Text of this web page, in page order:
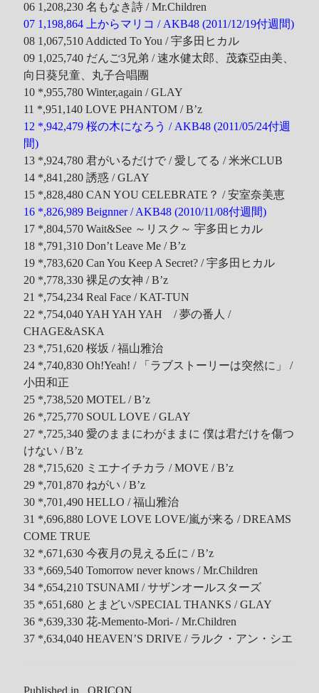
06 1,208,230 名もなき詩 / Mr.Children
07 1,198,864 上からマリコ / AKB48 (2011/12/19付週間)
08 1,067,510 Addicted To You / 宇多田ヒカル
09 1,025,740 だんご3兄弟 / 速水健太郎、茂森亞由美、
向日葵兒童、丸子合唱團
10 *,955,780 Winter,again / GLAY
11 *,951,140 LOVE PHANTOM / B’z
12 *,942,479 桜の木になろう / AKB48 (2011/05/24付週
間)
13 *,924,780 君がいるだけで / 愛してる / 米米CLUB
14 *,841,280 誘惑 / GLAY
15 *,828,480 CAN YOU CELEBRATE？ / 安室奈美恵
16 *,826,989 Beignner / AKB48 (2010/11/08付週間)
17 *,804,570 Wait&See ～リスク～ 宇多田ヒカル
18 *,791,310 Don’t Leave Me / B’z
19 *,783,620 Can You Keep A Secret? / 宇多田ヒカル
20 *,778,330 裸足の女神 / B’z
21 *,754,234 Real Face / KAT-TUN
22 *,754,040 YAH YAH YAH / 夢の番人 /
CHAGE&ASKA
23 *,751,620 桜坂 / 福山雅治
24 *,740,830 Oh!Yeah! / 「ラブストーリーは突然に」 /
小田和正
25 *,738,520 MOTEL / B’z
26 *,725,770 SOUL LOVE / GLAY
27 *,725,340 愛のままにわがままに 僕は君だけを傷つ
けない / B’z
28 *,715,620 ミエナイチカラ / MOVE / B’z
29 *,701,870 ねがい / B’z
30 *,701,490 HELLO / 福山雅治
31 *,696,880 LOVE LOVE LOVE/嵐が来る / DREAMS
COME TRUE
32 *,671,630 今夜月の見える丘に / B’z
33 *,669,540 Tomorrow never knows / Mr.Children
34 *,654,210 TSUNAMI / サザンオールスターズ
35 *,651,680 とまどい/SPECIAL THANKS / GLAY
36 *,639,330 花-Memento-Mori- / Mr.Children
37 *,634,040 HEAVEN’S DRIVE / ラルク・アン・シエ
Published in ORICON